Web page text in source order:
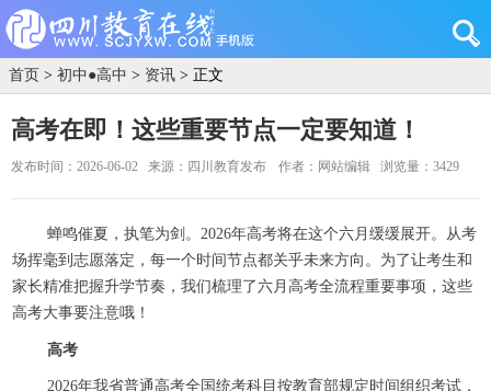
首页 > 初中●高中 > 资讯 > 正文
高考在即！这些重要节点一定要知道！
发布时间：2026-06-02 来源：四川教育发布 作者：网站编辑 浏览量：3429
蝉鸣催夏，执笔为剑。2026年高考将在这个六月缓缓展开。从考
场挥毫到志愿落定，每一个时间节点都关乎未来方向。为了让考生和
家长精准把握升学节奏，我们梳理了六月高考全流程重要事项，这些
高考大事要注意哦！
高考
2026年我省普通高考全国统考科目按教育部规定时间组织考试，